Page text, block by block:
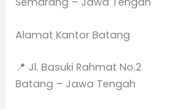
Alamat Kantor Batang
📍 Jl. Basuki Rahmat No.2
Batang – Jawa Tengah